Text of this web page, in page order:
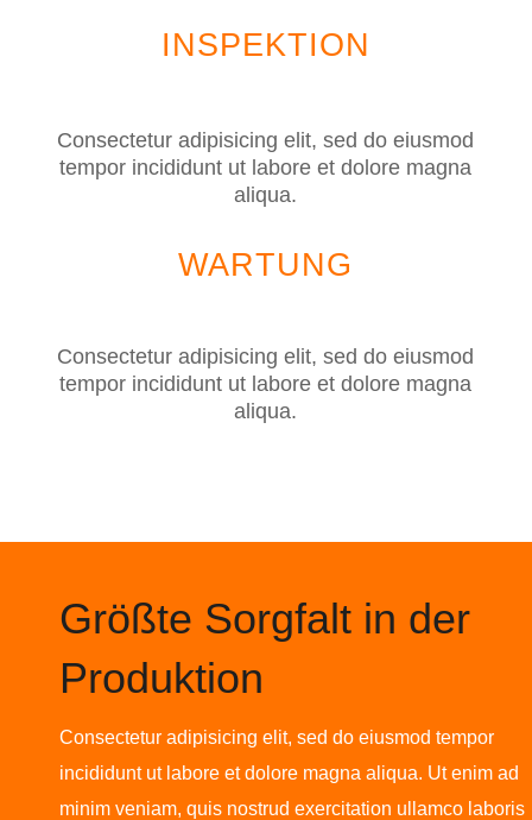
INSPEKTION
Consectetur adipisicing elit, sed do eiusmod
tempor incididunt ut labore et dolore magna
aliqua.
WARTUNG
Consectetur adipisicing elit, sed do eiusmod
tempor incididunt ut labore et dolore magna
aliqua.
Größte Sorgfalt in der
Produktion
Consectetur adipisicing elit, sed do eiusmod tempor
incididunt ut labore et dolore magna aliqua. Ut enim ad
minim veniam, quis nostrud exercitation ullamco laboris